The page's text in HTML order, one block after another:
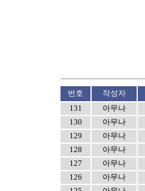
번호 작성자
131
아무나
130
아무나
129
아무나
128
아무나
127
아무나
126
아무나